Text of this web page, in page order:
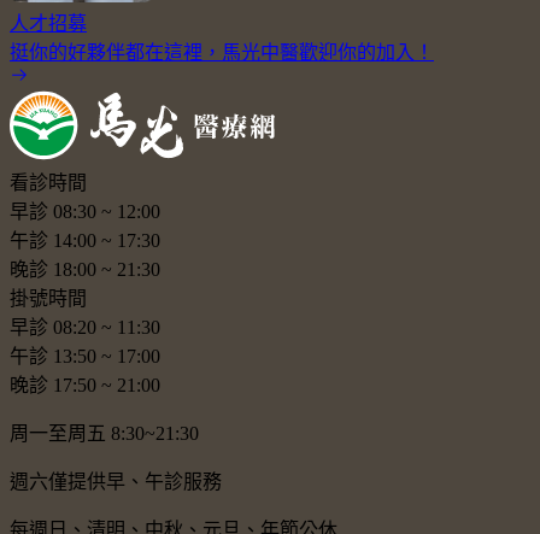
人才招募
挺你的好夥伴都在這裡，馬光中醫歡迎你的加入！
看診時間
早診 08:30 ~ 12:00
午診 14:00 ~ 17:30
晚診 18:00 ~ 21:30
掛號時間
早診 08:20 ~ 11:30
午診 13:50 ~ 17:00
晚診 17:50 ~ 21:00
周一至周五 8:30~21:30
週六僅提供早、午診服務
每週日、清明、中秋、元旦、年節公休